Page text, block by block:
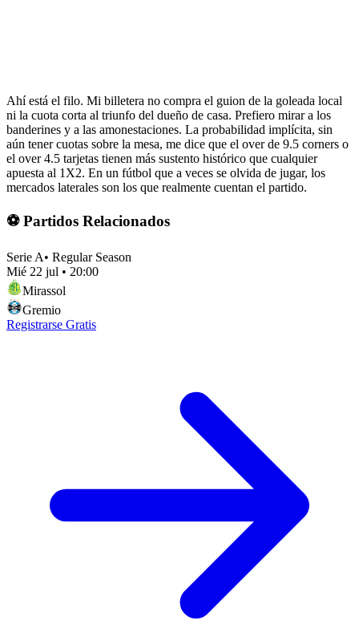
Ahí está el filo. Mi billetera no compra el guion de la goleada local
ni la cuota corta al triunfo del dueño de casa. Prefiero mirar a los
banderines y a las amonestaciones. La probabilidad implícita, sin
aún tener cuotas sobre la mesa, me dice que el over de 9.5 corners o
el over 4.5 tarjetas tienen más sustento histórico que cualquier
apuesta al 1X2. En un fútbol que a veces se olvida de jugar, los
mercados laterales son los que realmente cuentan el partido.
⚽ Partidos Relacionados
Serie A• Regular Season
Mié 22 jul • 20:00
Mirassol
Gremio
Registrarse Gratis